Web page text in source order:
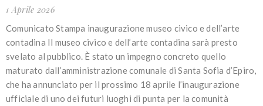
1 Aprile 2026
Comunicato Stampa inaugurazione museo civico e dell’arte
contadina Il museo civico e dell’arte contadina sarà presto
svelato al pubblico. È stato un impegno concreto quello
maturato dall’amministrazione comunale di Santa Sofia d’Epiro,
che ha annunciato per il prossimo 18 aprile l’inaugurazione
ufficiale di uno dei futuri luoghi di punta per la comunità